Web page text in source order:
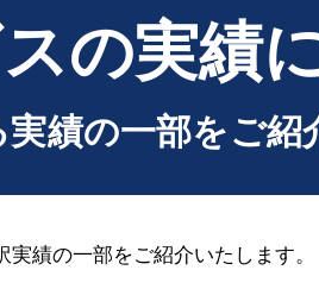
の実績
績の一部をご紹
実績の一部をご紹介いたします。